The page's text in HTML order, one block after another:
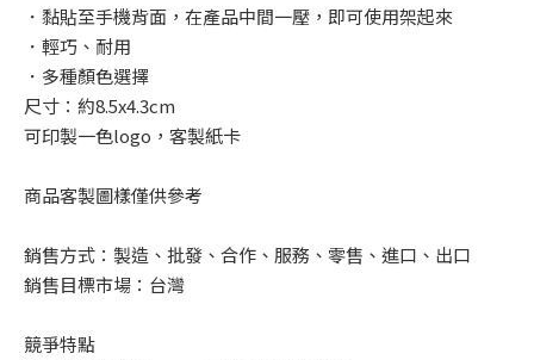
．黏貼至手機背面，在產品中間一壓，即可使用架起來
．輕巧、耐用
．多種顏色選擇
尺寸：約8.5x4.3cm
可印製一色logo，客製紙卡
商品客製圖樣僅供參考
銷售方式：製造、批發、合作、服務、零售、進口、出口
銷售目標市場：台灣
競爭特點